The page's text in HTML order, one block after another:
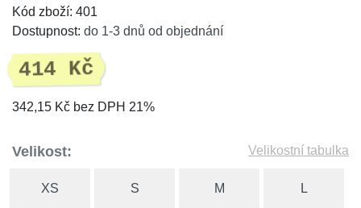
Kód zboží: 401
Dostupnost: do 1-3 dnů od objednání
414 Kč
342,15 Kč bez DPH 21%
Velikost: Velikostní tabulka
XS S M L